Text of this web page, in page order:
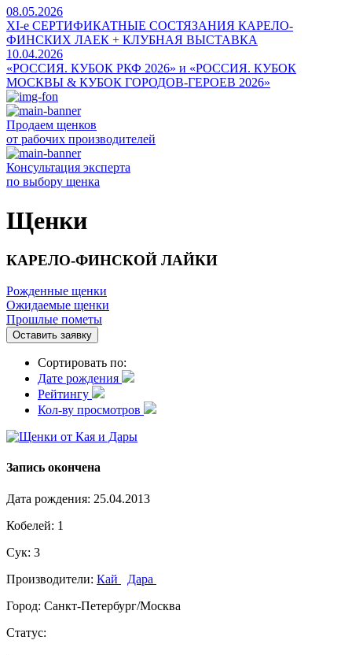
08.05.2026
ХI-е СЕРТИФИКАТНЫЕ СОСТЯЗАНИЯ КАРЕЛО-
ФИНСКИХ ЛАЕК + КЛУБНАЯ ВЫСТАВКА
10.04.2026
«РОССИЯ. КУБОК РКФ 2026» и «РОССИЯ. КУБОК
МОСКВЫ & КУБОК ГОРОДОВ-ГЕРОЕВ 2026»
Продаем щенков
от рабочих производителей
Консультация эксперта
по выбору щенка
Щенки
КАРЕЛО-ФИНСКОЙ ЛАЙКИ
Рожденные щенки
Ожидаемые щенки
Прошлые пометы
Оставить заявку
Сортировать по:
Дате рождения
Рейтингу
Кол-ву просмотров
Запись окончена
Дата рождения: 25.04.2013
Кобелей: 1
Сук: 3
Производители: Кай
Дара
Город: Санкт-Петербург/Москва
Статус: